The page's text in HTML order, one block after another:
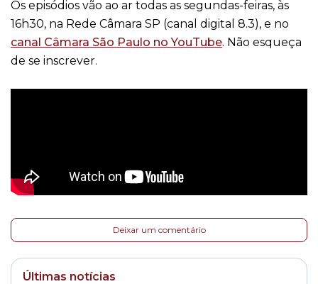
Os episódios vão ao ar todas as segundas-feiras, às
16h30, na Rede Câmara SP (canal digital 8.3), e no
canal Câmara São Paulo no YouTube. Não esqueça
de se inscrever.
Deixar um comentário
Últimas notícias